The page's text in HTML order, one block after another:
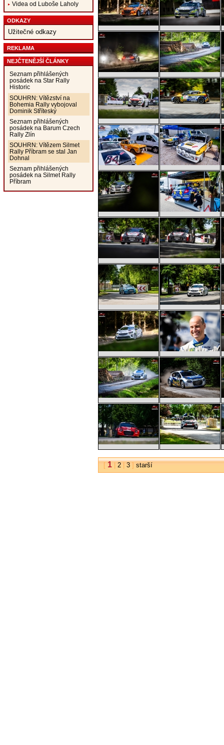
Videa od Luboše Laholy
ODKAZY
Užitečné odkazy
REKLAMA
NEJČTENĚJŠÍ ČLÁNKY
Seznam přihlášených
posádek na Star Rally
Historic
SOUHRN: Vítězství na
Bohemia Rally vybojoval
Dominik Stříteský
Seznam přihlášených
posádek na Barum Czech
Rally Zlín
SOUHRN: Vítězem Silmet
Rally Příbram se stal Jan
Dohnal
Seznam přihlášených
posádek na Silmet Rally
Příbram
[ 1| 2| 3] starší